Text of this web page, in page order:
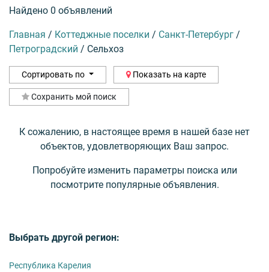
Найдено 0 объявлений
Главная / Коттеджные поселки / Санкт-Петербург /
Петроградский / Сельхоз
Сортировать по Показать на карте
Сохранить мой поиск
К сожалению, в настоящее время в нашей базе нет
объектов, удовлетворяющих Ваш запрос.
Попробуйте изменить параметры поиска или
посмотрите популярные объявления.
Выбрать другой регион:
Республика Карелия